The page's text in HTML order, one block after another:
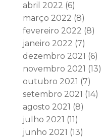
abril 2022 (6)
março 2022 (8)
fevereiro 2022 (8)
janeiro 2022 (7)
dezembro 2021 (6)
novembro 2021 (13)
outubro 2021 (7)
setembro 2021 (14)
agosto 2021 (8)
julho 2021 (11)
junho 2021 (13)